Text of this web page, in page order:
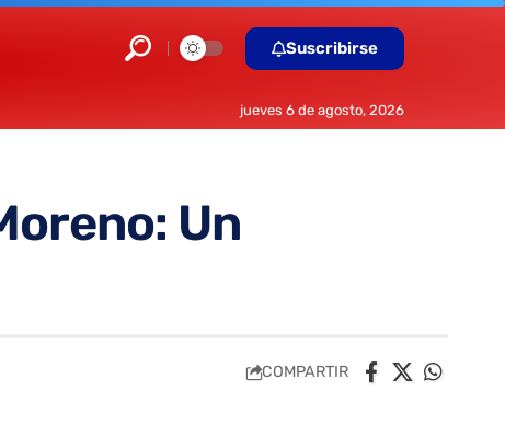
Suscribirse
jueves 6 de agosto, 2026
Un
COMPARTIR